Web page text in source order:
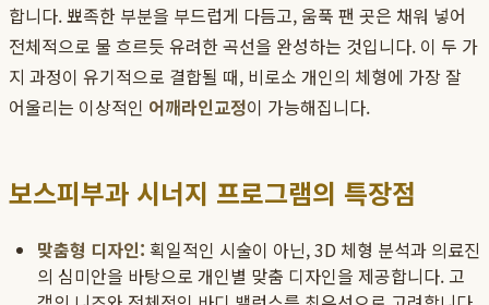
합니다. 뾰족한 부분을 부드럽게 다듬고, 움푹 팬 곳은 채워 넣어
전체적으로 물 흐르듯 유려한 곡선을 완성하는 것입니다. 이 두 가
지 과정이 유기적으로 결합될 때, 비로소 개인의 체형에 가장 잘
어울리는 이상적인 어깨라인교정이 가능해집니다.
보스피부과 시너지 프로그램의 특장점
맞춤형 디자인: 획일적인 시술이 아닌, 3D 체형 분석과 의료진
의 심미안을 바탕으로 개인별 맞춤 디자인을 제공합니다. 고